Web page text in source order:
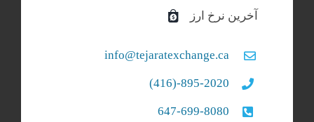
آخرین نرخ ارز
info@tejaratexchange.ca
895-2020-(416)
647-699-8080